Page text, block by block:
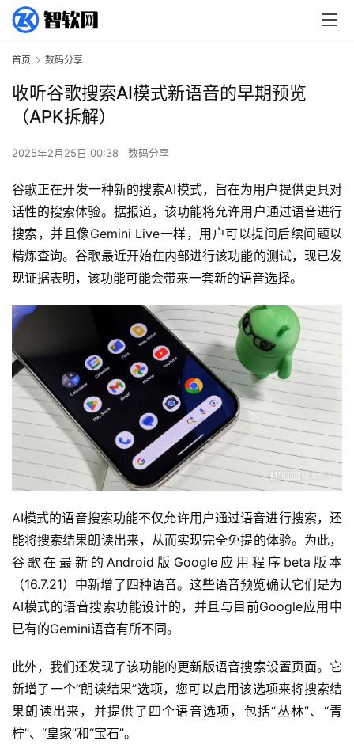
首页 数码分享
收听谷歌搜索AI模式新语音的早期预览
（APK拆解）
2025年2月25日 00:38 数码分享
谷歌正在开发一种新的搜索AI模式，旨在为用户提供更具对
话性的搜索体验。据报道，该功能将允许用户通过语音进行
搜索，并且像Gemini Live一样，用户可以提问后续问题以
精炼查询。谷歌最近开始在内部进行该功能的测试，现已发
现证据表明，该功能可能会带来一套新的语音选择。
AI模式的语音搜索功能不仅允许用户通过语音进行搜索，还
能将搜索结果朗读出来，从而实现完全免提的体验。为此，
谷歌在最新的Android版Google应用程序beta版本
（16.7.21）中新增了四种语音。这些语音预览确认它们是为
AI模式的语音搜索功能设计的，并且与目前Google应用中
已有的Gemini语音有所不同。
此外，我们还发现了该功能的更新版语音搜索设置页面。它
新增了一个“朗读结果”选项，您可以启用该选项来将搜索结
果朗读出来，并提供了四个语音选项，包括“丛林”、“青
柠”、“皇家”和“宝石”。